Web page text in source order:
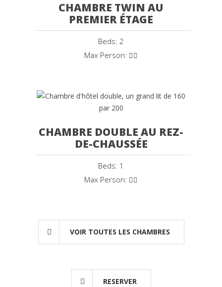
CHAMBRE TWIN AU
PREMIER ÉTAGE
Beds: 2
Max Person:
CHAMBRE DOUBLE AU REZ-
DE-CHAUSSÉE
Beds: 1
Max Person:
VOIR TOUTES LES CHAMBRES
RESERVER